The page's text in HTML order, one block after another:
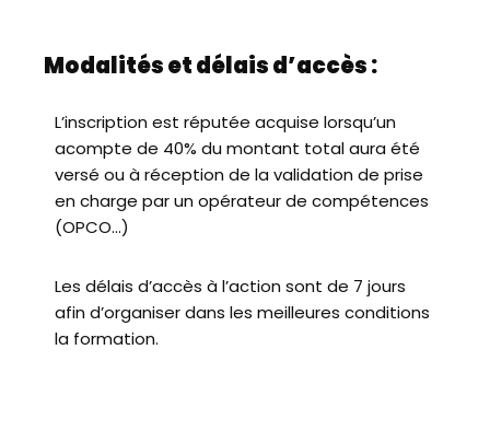
Modalités et délais d’accès :
L’inscription est réputée acquise lorsqu’un
acompte de 40% du montant total aura été
versé ou à réception de la validation de prise
en charge par un opérateur de compétences
(OPCO…)
Les délais d’accès à l’action sont de 7 jours
afin d’organiser dans les meilleures conditions
la formation.